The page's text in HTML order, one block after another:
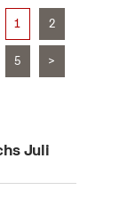
1 2
5 >
Juli